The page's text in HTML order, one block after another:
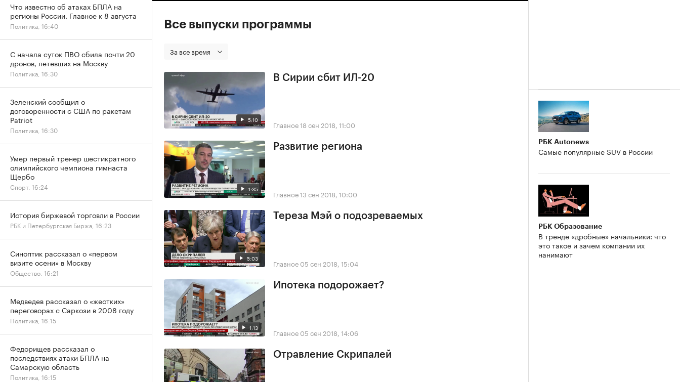
Все выпуски программы
За все время
5:10
В Сирии сбит ИЛ-20
Главное18 сен 2018, 11:00
1:35
Развитие региона
Главное13 сен 2018, 10:00
5:03
Тереза Мэй о подозреваемых
Главное 05 сен 2018, 15:04
1:13
Ипотека подорожает?
Главное 05 сен 2018, 14:06
Отравление Скрипалей
РБК Autonews
Самые популярные SUV в России
РБК Образование
В тренде «дробные» начальники: что
это такое и зачем компании их
нанимают
Что известно об атаках БПЛА на
регионы России. Главное к 8 августа
Политика, 16:40
С начала суток ПВО сбила почти 20
дронов, летевших на Москву
Политика, 16:30
Зеленский сообщил о
договоренности с США по ракетам
Patriot
Политика, 16:30
Умер первый тренер шестикратного
олимпийского чемпиона гимнаста
Щербо
Спорт, 16:24
История биржевой торговли в России
РБК и Петербургская Биржа, 16:23
Синоптик рассказал о «первом
визите осени» в Москву
Общество, 16:21
Медведев рассказал о «жестких»
переговорах с Саркози в 2008 году
Политика, 16:15
Федорищев рассказал о
последствиях атаки БПЛА на
Самарскую область
Политика, 16:15